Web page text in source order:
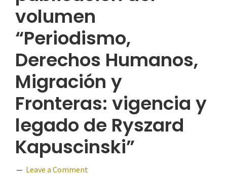
volumen
“Periodismo,
Derechos Humanos,
Migración y
Fronteras: vigencia y
legado de Ryszard
Kapuscinski”
Leave a Comment